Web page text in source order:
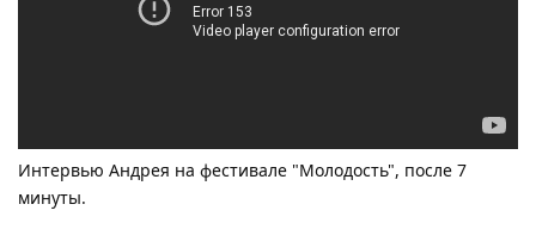
Интервью Андрея на фестивале "Молодость", после 7
минуты.